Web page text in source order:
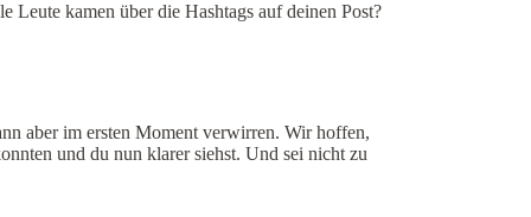
Leute kamen über die Hashtags auf deinen Post?
aber im ersten Moment verwirren. Wir hoffen,
und du nun klarer siehst. Und sei nicht zu